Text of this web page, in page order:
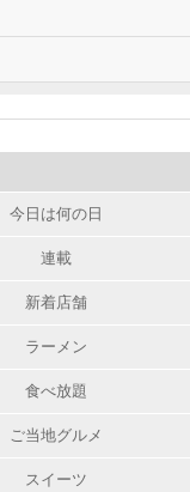
今日は何の日
連載
新着店舗
ラーメン
食べ放題
ご当地グルメ
スイーツ